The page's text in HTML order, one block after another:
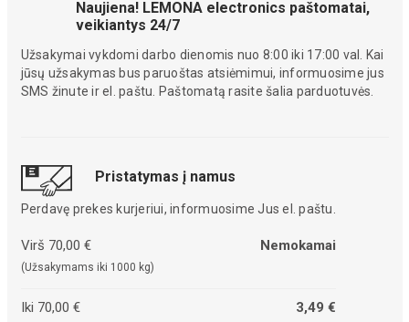
Naujiena! LEMONA electronics paštomatai,
veikiantys 24/7
Užsakymai vykdomi darbo dienomis nuo 8:00 iki 17:00 val. Kai
jūsų užsakymas bus paruoštas atsiėmimui, informuosime jus
SMS žinute ir el. paštu. Paštomatą rasite šalia parduotuvės.
Pristatymas į namus
Perdavę prekes kurjeriui, informuosime Jus el. paštu.
Virš 70,00 €
(Užsakymams iki 1000 kg)
Nemokamai
Iki 70,00 € 3,49 €